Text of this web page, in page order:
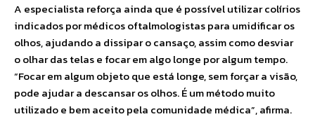
A especialista reforça ainda que é possível utilizar colírios
indicados por médicos oftalmologistas para umidificar os
olhos, ajudando a dissipar o cansaço, assim como desviar
o olhar das telas e focar em algo longe por algum tempo.
“Focar em algum objeto que está longe, sem forçar a visão,
pode ajudar a descansar os olhos. É um método muito
utilizado e bem aceito pela comunidade médica”, afirma.